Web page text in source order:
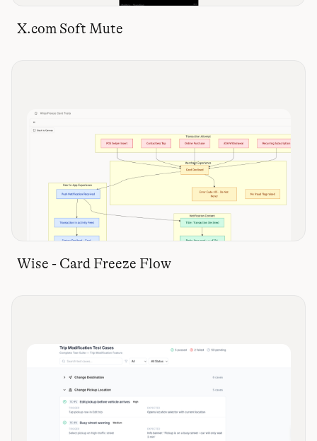
X.com Soft Mute
Wise - Card Freeze Flow